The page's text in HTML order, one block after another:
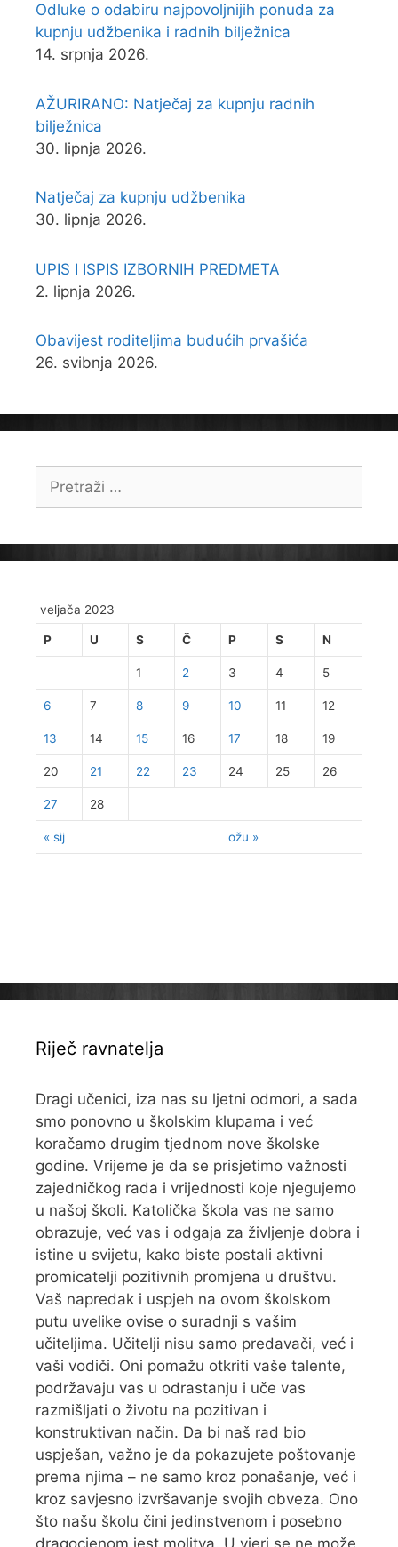
Odluke o odabiru najpovoljnijih ponuda za
kupnju udžbenika i radnih bilježnica
14. srpnja 2026.
AŽURIRANO: Natječaj za kupnju radnih
bilježnica
30. lipnja 2026.
Natječaj za kupnju udžbenika
30. lipnja 2026.
UPIS I ISPIS IZBORNIH PREDMETA
2. lipnja 2026.
Obavijest roditeljima budućih prvašića
26. svibnja 2026.
Pretraži:
veljača 2023
P U S Č P S N
« sij ožu »
1 2 3 4 5
6 7 8 9 10 11 12
13 14 15 16 17 18 19
20 21 22 23 24 25 26
27 28
Riječ ravnatelja
Dragi učenici, iza nas su ljetni odmori, a sada
smo ponovno u školskim klupama i već
koračamo drugim tjednom nove školske
godine. Vrijeme je da se prisjetimo važnosti
zajedničkog rada i vrijednosti koje njegujemo
u našoj školi. Katolička škola vas ne samo
obrazuje, već vas i odgaja za življenje dobra i
istine u svijetu, kako biste postali aktivni
promicatelji pozitivnih promjena u društvu.
Vaš napredak i uspjeh na ovom školskom
putu uvelike ovise o suradnji s vašim
učiteljima. Učitelji nisu samo predavači, već i
vaši vodiči. Oni pomažu otkriti vaše talente,
podržavaju vas u odrastanju i uče vas
razmišljati o životu na pozitivan i
konstruktivan način. Da bi naš rad bio
uspješan, važno je da pokazujete poštovanje
prema njima – ne samo kroz ponašanje, već i
kroz savjesno izvršavanje svojih obveza. Ono
što našu školu čini jedinstvenom i posebno